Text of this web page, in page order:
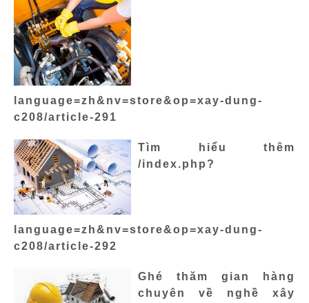
language=zh&nv=store&op=xay-dung-
c208/article-291
Tìm hiểu thêm
/index.php?
language=zh&nv=store&op=xay-dung-
c208/article-292
Ghé thăm gian hàng
chuyên về nghề xây